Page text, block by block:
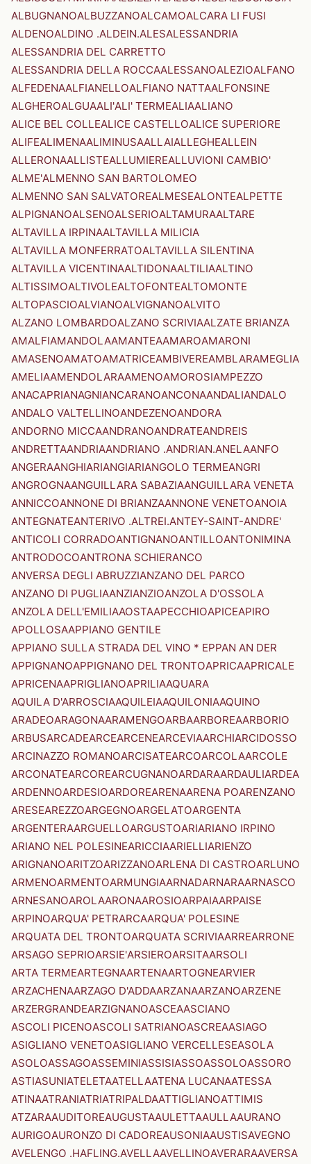
ALBUGNANOALBUZZANOALCAMOALCARA LI FUSI
ALDENOALDINO .ALDEIN.ALESALESSANDRIA
ALESSANDRIA DEL CARRETTO
ALESSANDRIA DELLA ROCCAALESSANOALEZIOALFANO
ALFEDENAALFIANELLOALFIANO NATTAALFONSINE
ALGHEROALGUAALI'ALI' TERMEALIAALIANO
ALICE BEL COLLEALICE CASTELLOALICE SUPERIORE
ALIFEALIMENAALIMINUSAALLAIALLEGHEALLEIN
ALLERONAALLISTEALLUMIEREALLUVIONI CAMBIO'
ALME'ALMENNO SAN BARTOLOMEO
ALMENNO SAN SALVATOREALMESEALONTEALPETTE
ALPIGNANOALSENOALSERIOALTAMURAALTARE
ALTAVILLA IRPINAALTAVILLA MILICIA
ALTAVILLA MONFERRATOALTAVILLA SILENTINA
ALTAVILLA VICENTINAALTIDONAALTILIAALTINO
ALTISSIMOALTIVOLEALTOFONTEALTOMONTE
ALTOPASCIOALVIANOALVIGNANOALVITO
ALZANO LOMBARDOALZANO SCRIVIAALZATE BRIANZA
AMALFIAMANDOLAAMANTEAAMAROAMARONI
AMASENOAMATOAMATRICEAMBIVEREAMBLARAMEGLIA
AMELIAAMENDOLARAAMENOAMOROSIAMPEZZO
ANACAPRIANAGNIANCARANOANCONAANDALIANDALO
ANDALO VALTELLINOANDEZENOANDORA
ANDORNO MICCAANDRANOANDRATEANDREIS
ANDRETTAANDRIAANDRIANO .ANDRIAN.ANELAANFO
ANGERAANGHIARIANGIARIANGOLO TERMEANGRI
ANGROGNAANGUILLARA SABAZIAANGUILLARA VENETA
ANNICCOANNONE DI BRIANZAANNONE VENETOANOIA
ANTEGNATEANTERIVO .ALTREI.ANTEY-SAINT-ANDRE'
ANTICOLI CORRADOANTIGNANOANTILLOANTONIMINA
ANTRODOCOANTRONA SCHIERANCO
ANVERSA DEGLI ABRUZZIANZANO DEL PARCO
ANZANO DI PUGLIAANZIANZIOANZOLA D'OSSOLA
ANZOLA DELL'EMILIAAOSTAAPECCHIOAPICEAPIRO
APOLLOSAAPPIANO GENTILE
APPIANO SULLA STRADA DEL VINO * EPPAN AN DER
APPIGNANOAPPIGNANO DEL TRONTOAPRICAAPRICALE
APRICENAAPRIGLIANOAPRILIAAQUARA
AQUILA D'ARROSCIAAQUILEIAAQUILONIAAQUINO
ARADEOARAGONAARAMENGOARBAARBOREAARBORIO
ARBUSARCADEARCEARCENEARCEVIAARCHIARCIDOSSO
ARCINAZZO ROMANOARCISATEARCOARCOLAARCOLE
ARCONATEARCOREARCUGNANOARDARAARDAULIARDEA
ARDENNOARDESIOARDOREARENAARENA POARENZANO
ARESEAREZZOARGEGNOARGELATOARGENTA
ARGENTERAARGUELLOARGUSTOARIARIANO IRPINO
ARIANO NEL POLESINEARICCIAARIELLIARIENZO
ARIGNANOARITZOARIZZANOARLENA DI CASTROARLUNO
ARMENOARMENTOARMUNGIAARNADARNARAARNASCO
ARNESANOAROLAARONAAROSIOARPAIAARPAISE
ARPINOARQUA' PETRARCAARQUA' POLESINE
ARQUATA DEL TRONTOARQUATA SCRIVIAARREARRONE
ARSAGO SEPRIOARSIE'ARSIEROARSITAARSOLI
ARTA TERMEARTEGNAARTENAARTOGNEARVIER
ARZACHENAARZAGO D'ADDAARZANAARZANOARZENE
ARZERGRANDEARZIGNANOASCEAASCIANO
ASCOLI PICENOASCOLI SATRIANOASCREAASIAGO
ASIGLIANO VENETOASIGLIANO VERCELLESEASOLA
ASOLOASSAGOASSEMINIASSISIASSOASSOLOASSORO
ASTIASUNIATELETAATELLAATENA LUCANAATESSA
ATINAATRANIATRIATRIPALDAATTIGLIANOATTIMIS
ATZARAAUDITOREAUGUSTAAULETTAAULLAAURANO
AURIGOAURONZO DI CADOREAUSONIAAUSTISAVEGNO
AVELENGO .HAFLING.AVELLAAVELLINOAVERARAAVERSA